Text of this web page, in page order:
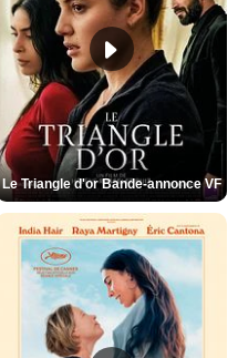
Le Triangle d'or Bande-annonce VF